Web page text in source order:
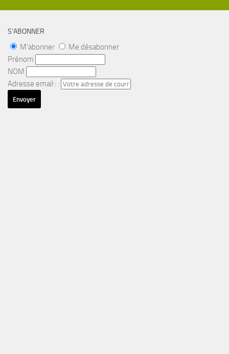
S’ABONNER
M'abonner
Me désabonner
Prénom
NOM
Adresse email : :